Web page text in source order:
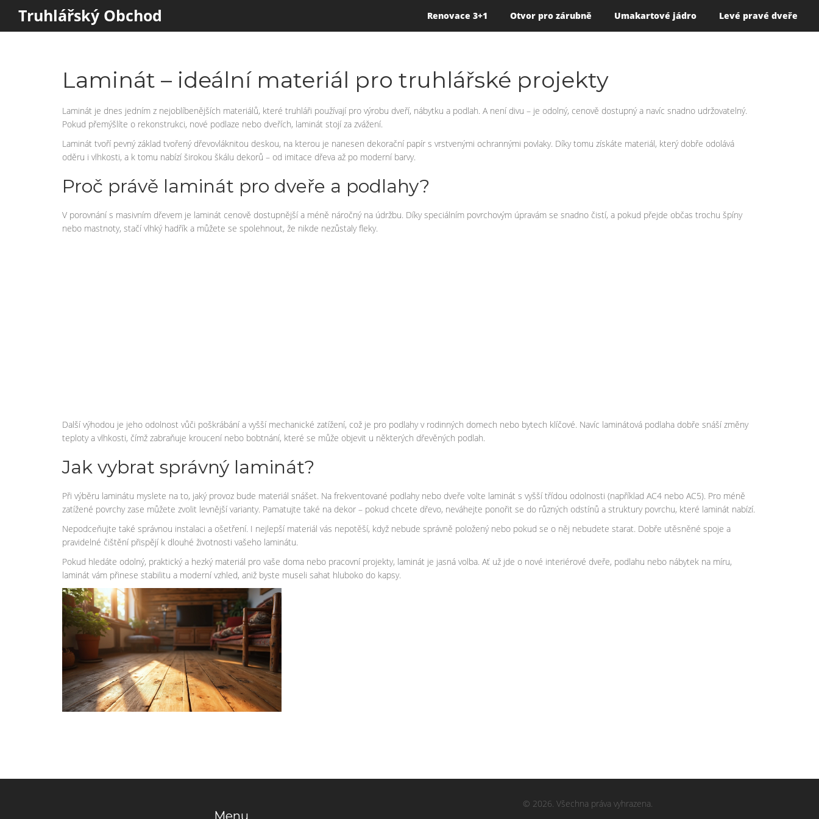
Truhlářský Obchod Renovace 3+1 Otvor pro zárubně Umakartové jádro Levé pravé dveře
Laminát – ideální materiál pro truhlářské projekty
Laminát je dnes jedním z nejoblíbenějších materiálů, které truhláři používají pro výrobu dveří, nábytku a podlah. A není divu – je odolný, cenově dostupný a navíc snadno udržovatelný.
Pokud přemýšlíte o rekonstrukci, nové podlaze nebo dveřích, laminát stojí za zvážení.
Laminát tvoří pevný základ tvořený dřevovláknitou deskou, na kterou je nanesen dekorační papír s vrstvenými ochrannými povlaky. Díky tomu získáte materiál, který dobře odolává
oděru i vlhkosti, a k tomu nabízí širokou škálu dekorů – od imitace dřeva až po moderní barvy.
Proč právě laminát pro dveře a podlahy?
V porovnání s masivním dřevem je laminát cenově dostupnější a méně náročný na údržbu. Díky speciálním povrchovým úpravám se snadno čistí, a pokud přejde občas trochu špíny
nebo mastnoty, stačí vlhký hadřík a můžete se spolehnout, že nikde nezůstaly fleky.
Další výhodou je jeho odolnost vůči poškrábání a vyšší mechanické zatížení, což je pro podlahy v rodinných domech nebo bytech klíčové. Navíc laminátová podlaha dobře snáší změny
teploty a vlhkosti, čímž zabraňuje kroucení nebo bobtnání, které se může objevit u některých dřevěných podlah.
Jak vybrat správný laminát?
Při výběru laminátu myslete na to, jaký provoz bude materiál snášet. Na frekventované podlahy nebo dveře volte laminát s vyšší třídou odolnosti (například AC4 nebo AC5). Pro méně
zatížené povrchy zase můžete zvolit levnější varianty. Pamatujte také na dekor – pokud chcete dřevo, neváhejte ponořit se do různých odstínů a struktury povrchu, které laminát nabízí.
Nepodceňujte také správnou instalaci a ošetření. I nejlepší materiál vás nepotěší, když nebude správně položený nebo pokud se o něj nebudete starat. Dobře utěsněné spoje a
pravidelné čištění přispějí k dlouhé životnosti vašeho laminátu.
Pokud hledáte odolný, praktický a hezký materiál pro vaše doma nebo pracovní projekty, laminát je jasná volba. Ať už jde o nové interiérové dveře, podlahu nebo nábytek na míru,
laminát vám přinese stabilitu a moderní vzhled, aniž byste museli sahat hluboko do kapsy.
Menu
© 2026. Všechna práva vyhrazena.